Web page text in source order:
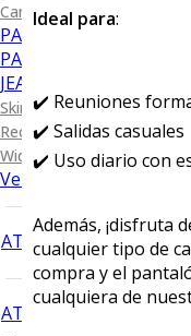
Camiseta Lisa
PANTALONES DE
PANTALONES
JEANS
Skinny Levanta Pompis
Recto Levanta Pompis
Wide Leg
Ver todo
ATRÁS
ATRÁS
Ideal para:
✔️ Reuniones
✔️ Salidas casuales
✔️ Uso diario con
Además, ¡disfruta
cualquier tipo de
compra y el
cualquiera de